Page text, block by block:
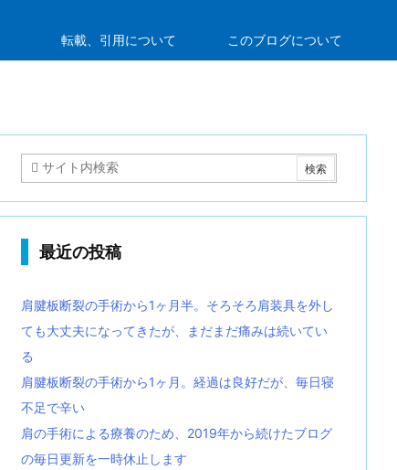
転載、引用について このブログについて
最近の投稿
肩腱板断裂の手術から1ヶ月半。そろそろ肩装具を外し
ても大丈夫になってきたが、まだまだ痛みは続いてい
る
肩腱板断裂の手術から1ヶ月。経過は良好だが、毎日寝
不足で辛い
肩の手術による療養のため、2019年から続けたブログ
の毎日更新を一時休止します